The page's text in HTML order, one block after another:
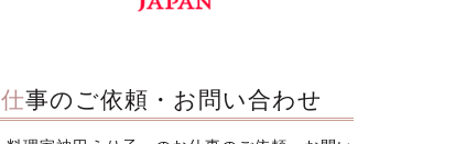
仕事のご依頼・お問い合わせ